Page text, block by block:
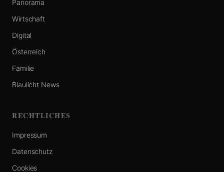
Panorama
Wirtschaft
Digital
Österreich
Familie
Blaulicht News
RECHTLICHES
Impressum
Datenschutz
Cookies